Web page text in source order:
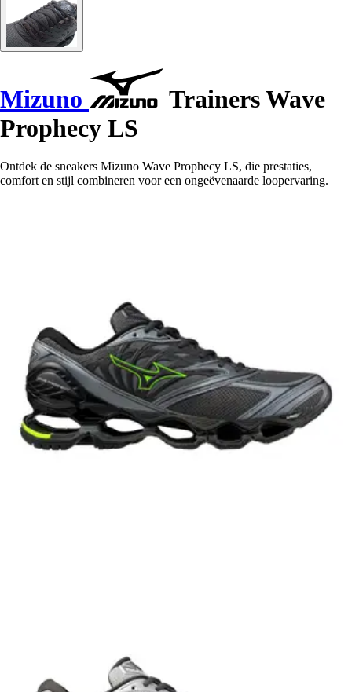
Mizuno
Trainers Wave
Prophecy LS
Ontdek de sneakers Mizuno Wave Prophecy LS, die prestaties,
comfort en stijl combineren voor een ongeëvenaarde loopervaring.